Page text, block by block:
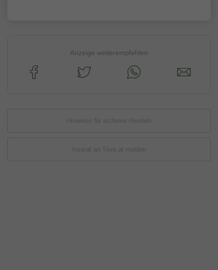
Anzeige weiterempfehlen
Hinweise für sicheres Handeln
Inserat an Tiere.at melden